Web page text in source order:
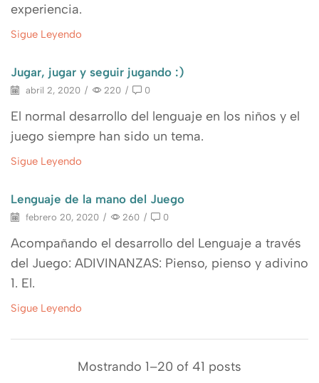
experiencia.
Sigue Leyendo
Jugar, jugar y seguir jugando :)
abril 2, 2020 / 220 / 0
El normal desarrollo del lenguaje en los niños y el
juego siempre han sido un tema.
Sigue Leyendo
Lenguaje de la mano del Juego
febrero 20, 2020 / 260 / 0
Acompañando el desarrollo del Lenguaje a través
del Juego: ADIVINANZAS: Pienso, pienso y adivino
1. El.
Sigue Leyendo
Mostrando 1–20 of 41 posts